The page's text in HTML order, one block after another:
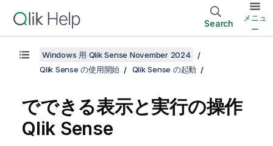
Search
メニュ
ー
Windows 用 Qlik Sense November 2024
Qlik Sense の使用開始
Qlik Sense の起動
でできる表示と実行の操作
Qlik Sense